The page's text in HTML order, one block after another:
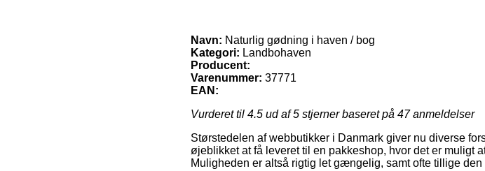
Navn: Naturlig gødning i haven / bog
Kategori: Landbohaven
Producent:
Varenummer: 37771
EAN:
Vurderet til 4.5 ud af 5 stjerner baseret på 47anmeldelser
Størstedelen af webbutikker i Danmark giver nu diverse
øjeblikket at få leveret til en pakkeshop, hvor det er muligt
Muligheden er altså rigtig let gængelig, samt ofte tillige